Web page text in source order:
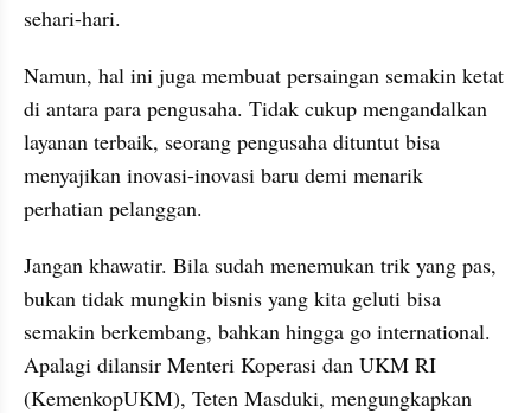
sehari-hari.
Namun, hal ini juga membuat persaingan semakin ketat
di antara para pengusaha. Tidak cukup mengandalkan
layanan terbaik, seorang pengusaha dituntut bisa
menyajikan inovasi-inovasi baru demi menarik
perhatian pelanggan.
Jangan khawatir. Bila sudah menemukan trik yang pas,
bukan tidak mungkin bisnis yang kita geluti bisa
semakin berkembang, bahkan hingga go international.
Apalagi dilansir Menteri Koperasi dan UKM RI
(KemenkopUKM), Teten Masduki, mengungkapkan